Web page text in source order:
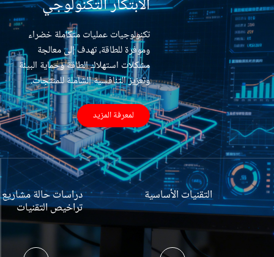
كفاءة اتخاذ القرار وزيادة فرص نجاح المشروع.الابتكار التكنولوجي
تكنولوجيات عمليات متكاملة خضراء
وموفرة للطاقة، تهدف إلى معالجة
مشكلات استهلاك الطاقة وحماية البيئة
وتعزيز التنافسية الشاملة للمنتجات.
لمعرفة المزيد
التقنيات الأساسية دراسات حالة مشاريع
تراخيص التقنيات